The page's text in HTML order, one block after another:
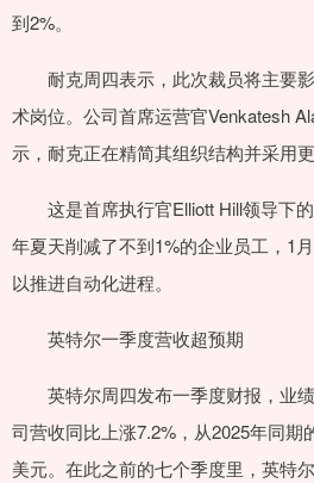
到2%。
耐克周四表示，此次裁员将主要影
术岗位。公司首席运营官Venkatesh
示，耐克正在精简其组织结构并采用
这是首席执行官Elliott Hill领导下的
年夏天削减了不到1%的企业员工，1
以推进自动化进程。
英特尔一季度营收超预期
英特尔周四发布一季度财报，业绩
司营收同比上涨7.2%，从2025年同期
美元。在此之前的七个季度里，英特